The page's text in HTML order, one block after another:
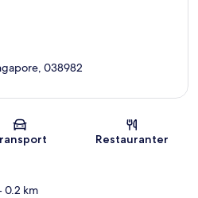
Kart
038982
Restauranter
0.2 km